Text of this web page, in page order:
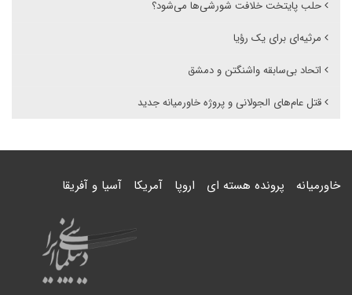
حلب پایتخت خلافت شورشی‌ها می‌شود؟
مرثیه‌ای برای یک رؤیا
اتحاد بی‌سابقه واشنگتن و دمشق
قتل عام‌های الجولانی و پروژه خاورمیانه جدید
خاورمیانه پرونده هسته ای اروپا آمریکا آسیا و آفریقا